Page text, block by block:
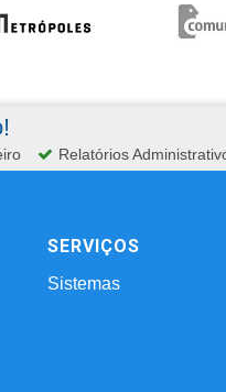
Relatórios
SERVIÇOS
Sistemas